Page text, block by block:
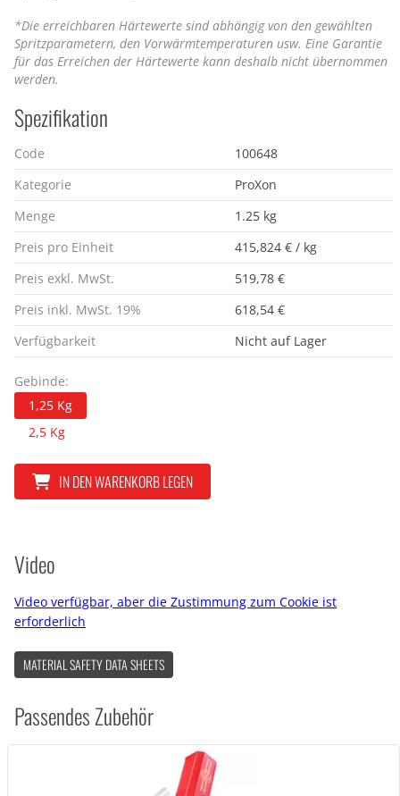
*Die erreichbaren Härtewerte sind abhängig von den gewählten
Spritzparametern, den Vorwärmtemperaturen usw. Eine Garantie
für das Erreichen der Härtewerte kann deshalb nicht übernommen
werden.
Spezifikation
Code
100648
Kategorie
ProXon
Menge
1.25 kg
Preis pro Einheit
415,824 € / kg
Preis exkl. MwSt.
519,78 €
Preis inkl. MwSt. 19%
618,54 €
Verfügbarkeit
Nicht auf Lager
Gebinde:
1,25 Kg
2,5 Kg
IN DEN WARENKORB LEGEN
Video
Video verfügbar, aber die Zustimmung zum Cookie ist
erforderlich
MATERIAL SAFETY DATA SHEETS
Passendes Zubehör